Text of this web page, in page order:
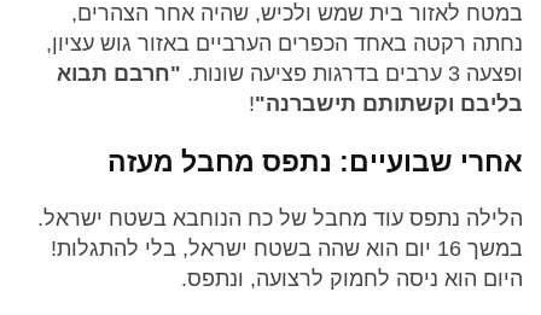
במטח לאזור בית שמש ולכיש, שהיה אחר הצהרים,
נחתה רקטה באחד הכפרים הערביים באזור גוש עציון,
ופצעה 3 ערבים בדרגות פציעה שונות.
"חרבם תבוא
בליבם וקשתותם תישברנה"!
אחרי שבועיים: נתפס מחבל מעזה
הלילה נתפס עוד מחבל של כח הנוחבא בשטח ישראל.
במשך 16 יום הוא שהה בשטח ישראל, בלי להתגלות!
היום הוא ניסה לחמוק לרצועה, ונתפס.